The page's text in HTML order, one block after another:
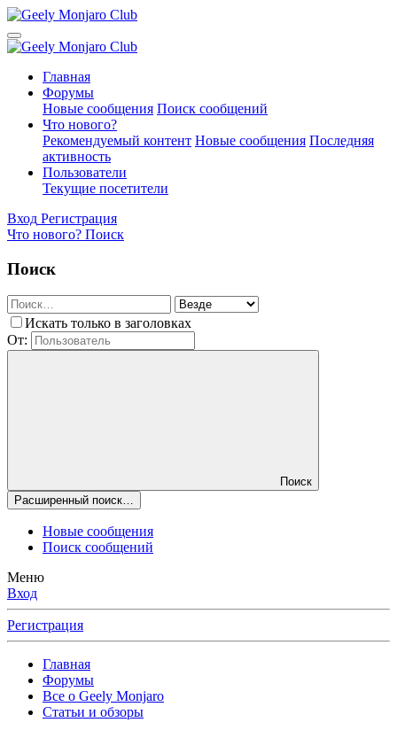
Главная
Форумы
Новые сообщения Поиск сообщений
Что нового?
Рекомендуемый контент Новые сообщения Последняя
активность
Пользователи
Текущие посетители
Вход Регистрация
Что нового? Поиск
Поиск
Искать только в заголовках
От:
Поиск
Расширенный поиск…
Новые сообщения
Поиск сообщений
Меню
Вход
Регистрация
Главная
Форумы
Все о Geely Monjaro
Статьи и обзоры